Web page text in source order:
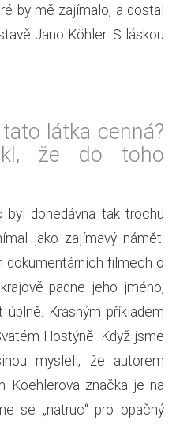
by mě zajímalo, a dostal
Jano Köhler: S láskou
látka cenná?
že do toho
donedávna tak trochu
jako zajímavý námět.
filmech o
padne jeho jméno,
Krásným příkladem
Hostýně. Když jsme
mysleli, že autorem
Koehlerova značka je na
se „natruc“ pro opačný